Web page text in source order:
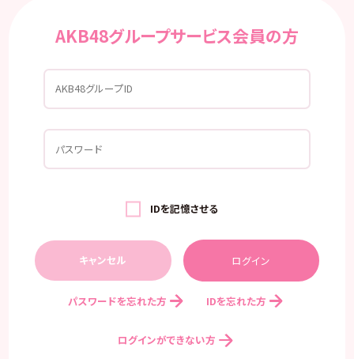
AKB48グループサービス会員の方
IDを記憶させる
キャンセル
パスワードを忘れた方 IDを忘れた方
ログインができない方